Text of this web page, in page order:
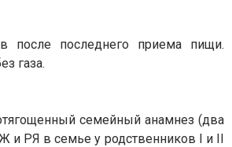
после последнего приема пищи.
газа.
семейный анамнез (два
и РЯ в семье у родственников I и II